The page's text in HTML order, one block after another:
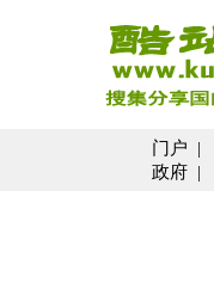
门户 |
政府 |